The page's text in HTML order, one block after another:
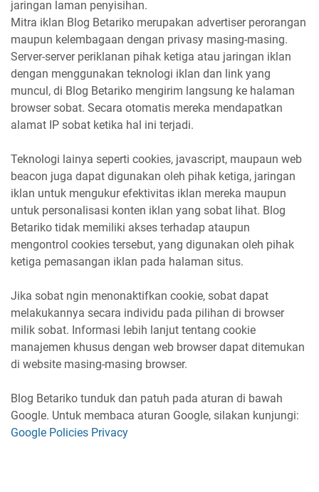
jaringan laman penyisihan.
Mitra iklan Blog Betariko merupakan advertiser perorangan
maupun kelembagaan dengan privasy masing-masing.
Server-server periklanan pihak ketiga atau jaringan iklan
dengan menggunakan teknologi iklan dan link yang
muncul, di Blog Betariko mengirim langsung ke halaman
browser sobat. Secara otomatis mereka mendapatkan
alamat IP sobat ketika hal ini terjadi.
Teknologi lainya seperti cookies, javascript, maupaun web
beacon juga dapat digunakan oleh pihak ketiga, jaringan
iklan untuk mengukur efektivitas iklan mereka maupun
untuk personalisasi konten iklan yang sobat lihat. Blog
Betariko tidak memiliki akses terhadap ataupun
mengontrol cookies tersebut, yang digunakan oleh pihak
ketiga pemasangan iklan pada halaman situs.
Jika sobat ngin menonaktifkan cookie, sobat dapat
melakukannya secara individu pada pilihan di browser
milik sobat. Informasi lebih lanjut tentang cookie
manajemen khusus dengan web browser dapat ditemukan
di website masing-masing browser.
Blog Betariko tunduk dan patuh pada aturan di bawah
Google. Untuk membaca aturan Google, silakan kunjungi:
Google Policies Privacy